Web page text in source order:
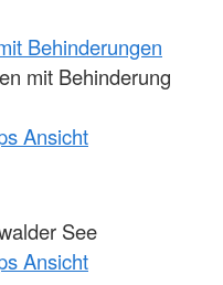
Behinderungen
mit Behinderung
Ansicht
See
Ansicht